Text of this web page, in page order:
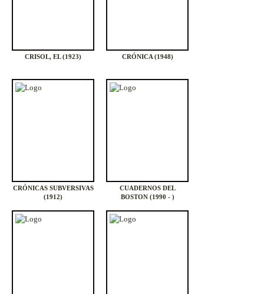
CRISOL, EL (1923) CRÓNICA (1948)
CRÓNICAS SUBVERSIVAS
(1912)
CUADERNOS DEL
BOSTON (1990 - )